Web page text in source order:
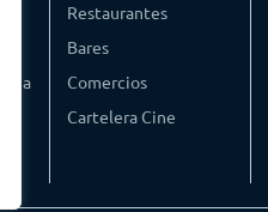
Restaurantes
Bares
Comercios
Cartelera Cine